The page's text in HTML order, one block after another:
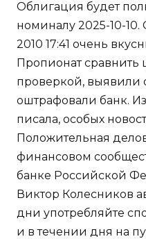
Облигация будет
номиналу 2025-10-
2010 17:41 очень
Пропионат
проверкой, выявили
оштрафовали банк.
писала, особых
Положительная
финансовом
банке Российской
Виктор Колесников
дни употребляйте
и в течении дня на